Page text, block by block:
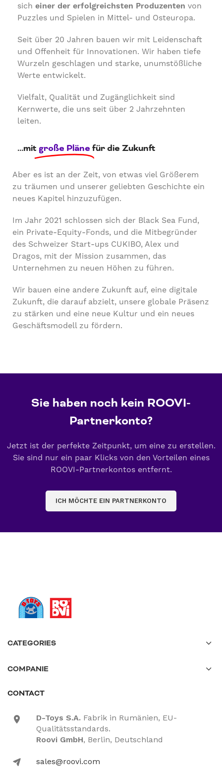
sich einer der erfolgreichsten Produzenten von
Puzzles und Spielen in Mittel- und Osteuropa.
Seit über 20 Jahren bauen wir mit Leidenschaft
und Offenheit für Innovationen. Wir haben tiefe
Wurzeln geschlagen und starke, unumstößliche
Werte entwickelt.
Vielfalt, Qualität und Zugänglichkeit sind
Kernwerte, die uns seit über 2 Jahrzehnten
leiten.
...mit große Pläne für die Zukunft
Aber es ist an der Zeit, von etwas viel Größerem
zu träumen und unserer geliebten Geschichte ein
neues Kapitel hinzuzufügen.
Im Jahr 2021 schlossen sich der Black Sea Fund,
ein Private-Equity-Fonds, und die Mitbegründer
des Schweizer Start-ups CUKIBO, Alex und
Dragos, mit der Mission zusammen, das
Unternehmen zu neuen Höhen zu führen.
Wir bauen eine andere Zukunft auf, eine digitale
Zukunft, die darauf abzielt, unsere globale Präsenz
zu stärken und eine neue Kultur und ein neues
Geschäftsmodell zu fördern.
Sie haben noch kein ROOVI-
Partnerkonto?
Jetzt ist der perfekte Zeitpunkt, um eine zu erstellen.
Sie sind nur ein paar Klicks von den Vorteilen eines
ROOVI-Partnerkontos entfernt.
ICH MÖCHTE EIN PARTNERKONTO
CATEGORIES
COMPANIE
CONTACT
location-icon D-Toys S.A. Fabrik in Rumänien, EU-
Qualitätsstandards.
Roovi GmbH, Berlin, Deutschland
mail-icon sales@roovi.com